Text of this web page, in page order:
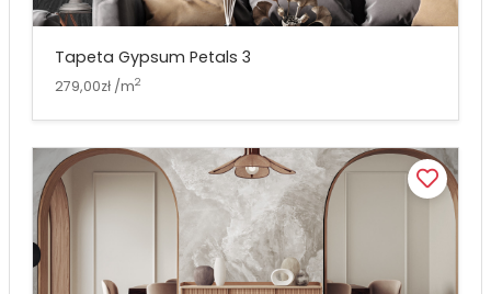
Tapeta Gypsum Petals 3
279,00zł /m2